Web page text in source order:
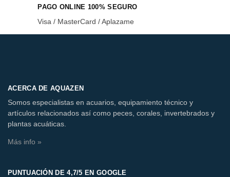
PAGO ONLINE 100% SEGURO
Visa / MasterCard / Aplazame
ACERCA DE AQUAZEN
Somos especialistas en acuarios, equipamiento técnico y
artículos relacionados así como peces, corales, invertebrados y
plantas acuáticas.
Más info »
PUNTUACIÓN DE 4,7/5 EN GOOGLE